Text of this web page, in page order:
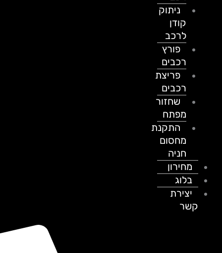
ניתוק
לרכב
פורץ
רכבים
פריצת
רכבים
שחזור
מפתח
התקנת
מחסום
חניה
מחירון
בלוג
יצירת
קשר